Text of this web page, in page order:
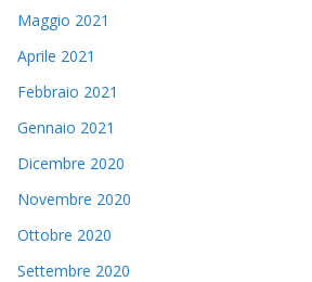
Maggio 2021
Aprile 2021
Febbraio 2021
Gennaio 2021
Dicembre 2020
Novembre 2020
Ottobre 2020
Settembre 2020